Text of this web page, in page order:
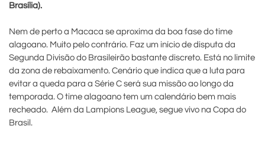
Brasília).
Nem de perto a Macaca se aproxima da boa fase do time
alagoano. Muito pelo contrário. Faz um início de disputa da
Segunda Divisão do Brasileirão bastante discreto. Está no limite
da zona de rebaixamento. Cenário que indica que a luta para
evitar a queda para a Série C será sua missão ao longo da
temporada. O time alagoano tem um calendário bem mais
recheado. Além da Lampions League, segue vivo na Copa do
Brasil.